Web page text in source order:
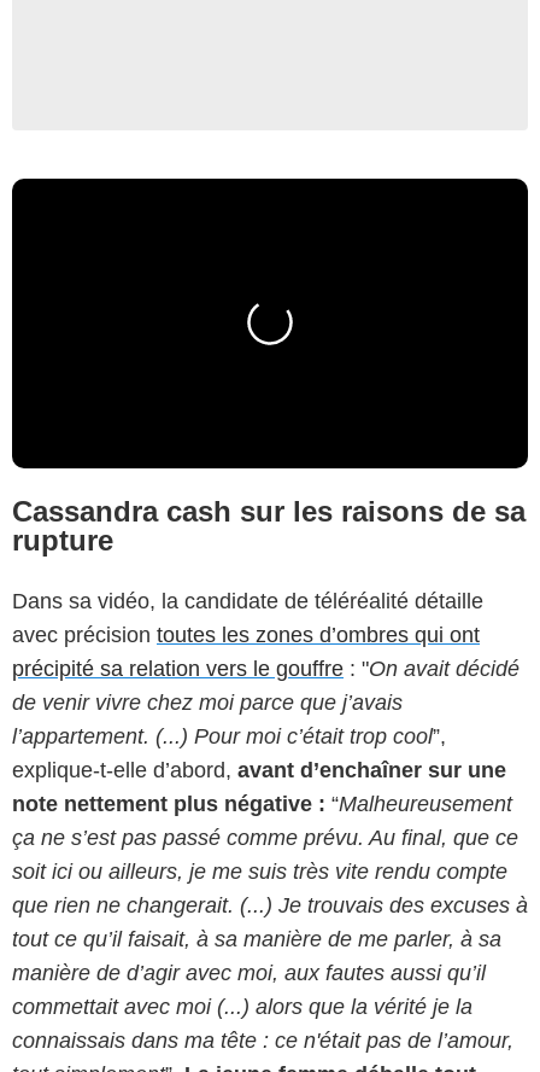
Cassandra cash sur les raisons de sa
rupture
Dans sa vidéo, la candidate de téléréalité détaille
avec précision toutes les zones d’ombres qui ont
précipité sa relation vers le gouffre : "On avait décidé
de venir vivre chez moi parce que j’avais
l’appartement. (...) Pour moi c’était trop cool”,
explique-t-elle d’abord, avant d’enchaîner sur une
note nettement plus négative : “Malheureusement
ça ne s’est pas passé comme prévu. Au final, que ce
soit ici ou ailleurs, je me suis très vite rendu compte
que rien ne changerait. (...) Je trouvais des excuses à
tout ce qu’il faisait, à sa manière de me parler, à sa
manière de d’agir avec moi, aux fautes aussi qu’il
commettait avec moi (...) alors que la vérité je la
connaissais dans ma tête : ce n'était pas de l’amour,